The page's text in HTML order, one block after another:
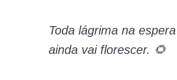
Toda lágrima na
ainda vai florescer. 🌻